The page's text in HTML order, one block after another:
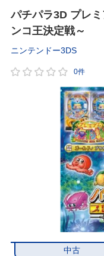
パチパラ3D プレ
ンコ王決定戦～
ニンテンドー3DS
0件
中古